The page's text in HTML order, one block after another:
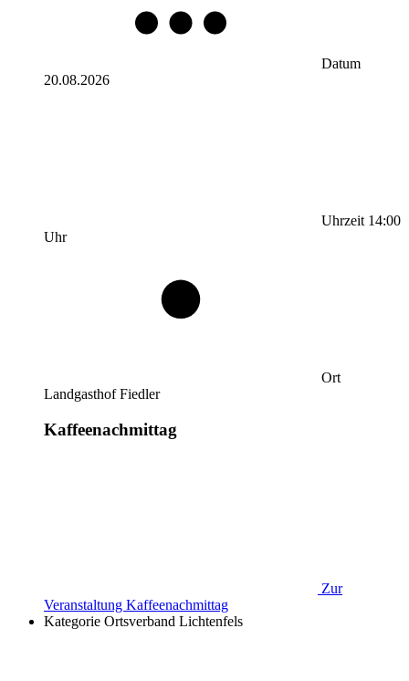
Datum
20.08.2026
Uhrzeit 14:00
Uhr
Ort
Landgasthof Fiedler
Kaffeenachmittag
Zur
Veranstaltung Kaffeenachmittag
Kategorie Ortsverband Lichtenfels